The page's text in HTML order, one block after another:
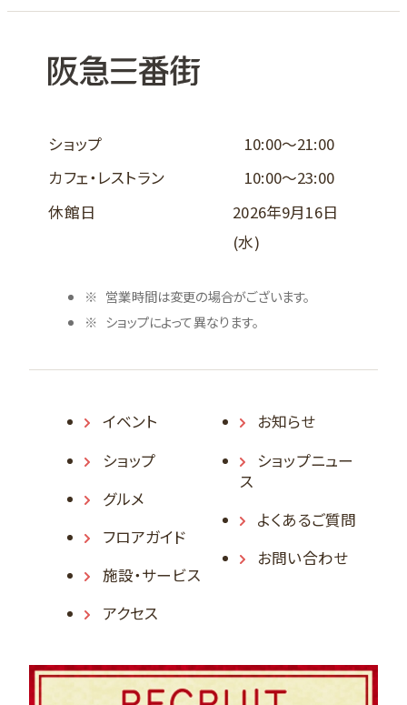
ショップ
10:00～21:00
カフェ・レストラン
10:00～23:00
休館日
2026年9月16日
(水)
営業時間は変更の場合がございます。
ショップによって異なります。
イベント
ショップ
グルメ
フロアガイド
施設・サービス
アクセス
お知らせ
ショップニュー
ス
よくあるご質問
お問い合わせ